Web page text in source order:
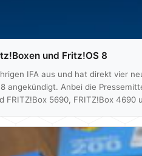
und Fritz!OS 8
IFA aus und hat direkt vier
angekündigt. Anbei die
FRITZ!Box 5690, FRITZ!Box
das neue Modell einfach…